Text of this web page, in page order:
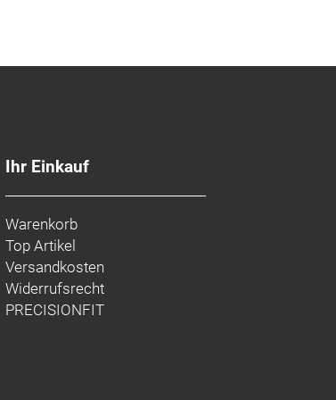
Ihr Einkauf
Warenkorb
Top Artikel
Versandkosten
Widerrufsrecht
PRECISIONFIT